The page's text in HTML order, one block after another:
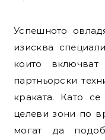
Успешното овладяване на сервиса с топспин
изисква
които включват
партньорски
краката. Като
целеви зони по
могат да